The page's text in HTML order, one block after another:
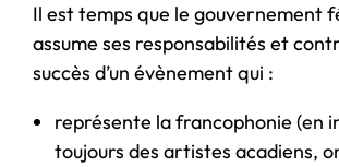
Il est temps que le gouvernement
assume ses responsabilités et
succès d’un évènement qui :
représente la francophonie (en
toujours des artistes acadiens,